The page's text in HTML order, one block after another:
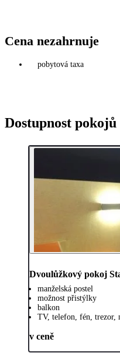
Cena nezahrnuje
pobytová taxa
Dostupnost pokojů
Dvoulůžkový pokoj
manželská postel
možnost přistýlky
balkon
TV, telefon, fén, trezor,
v ceně